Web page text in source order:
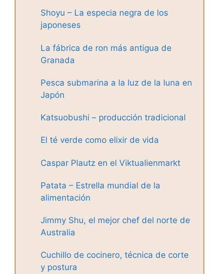
Shoyu – La especia negra de los
japoneses
La fábrica de ron más antigua de
Granada
Pesca submarina a la luz de la luna en
Japón
Katsuobushi – producción tradicional
El té verde como elixir de vida
Caspar Plautz en el Viktualienmarkt
Patata – Estrella mundial de la
alimentación
Jimmy Shu, el mejor chef del norte de
Australia
Cuchillo de cocinero, técnica de corte
y postura